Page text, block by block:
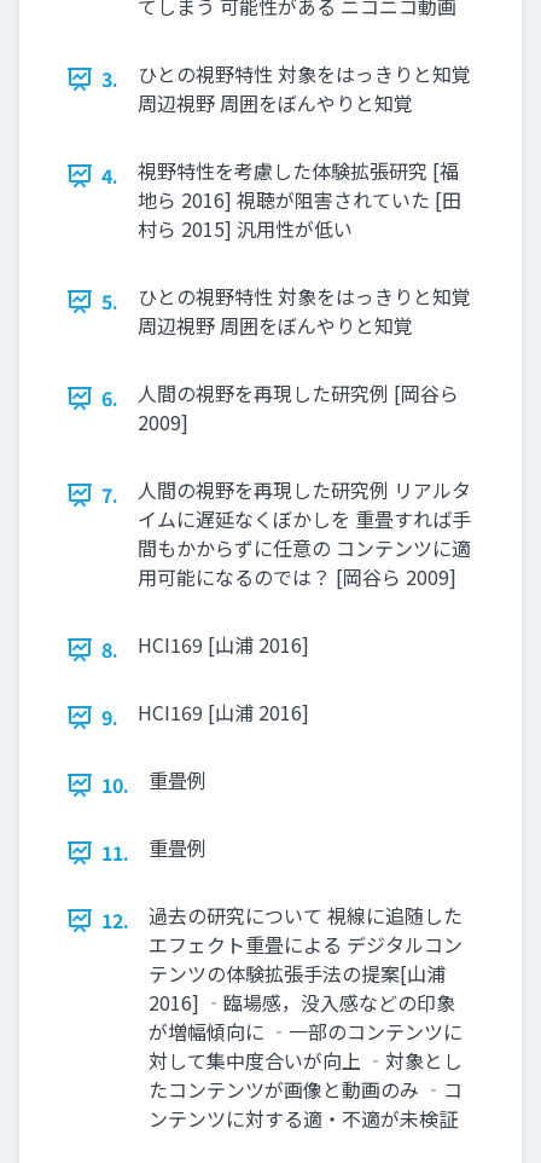
てしまう 可能性がある ニコニコ動画
3.
ひとの視野特性 対象をはっきりと知覚
周辺視野 周囲をぼんやりと知覚
4.
視野特性を考慮した体験拡張研究 [福
地ら 2016] 視聴が阻害されていた [田
村ら 2015] 汎用性が低い
5.
ひとの視野特性 対象をはっきりと知覚
周辺視野 周囲をぼんやりと知覚
6.
人間の視野を再現した研究例 [岡谷ら
2009]
7.
人間の視野を再現した研究例 リアルタ
イムに遅延なくぼかしを 重畳すれば手
間もかからずに任意の コンテンツに適
用可能になるのでは？ [岡谷ら 2009]
8. HCI169 [山浦 2016]
9. HCI169 [山浦 2016]
10. 重畳例
11. 重畳例
12.
過去の研究について 視線に追随した
エフェクト重畳による デジタルコン
テンツの体験拡張手法の提案[山浦
2016] ‐臨場感，没入感などの印象
が増幅傾向に ‐一部のコンテンツに
対して集中度合いが向上 ‐対象とし
たコンテンツが画像と動画のみ ‐コ
ンテンツに対する適・不適が未検証